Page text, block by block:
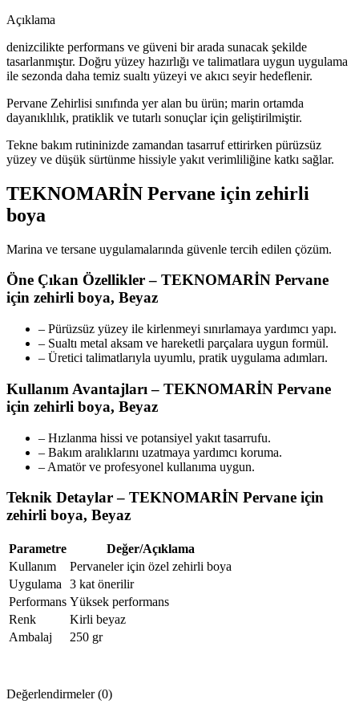
Açıklama
denizcilikte performans ve güveni bir arada sunacak şekilde
tasarlanmıştır. Doğru yüzey hazırlığı ve talimatlara uygun uygulama
ile sezonda daha temiz sualtı yüzeyi ve akıcı seyir hedeflenir.
Pervane Zehirlisi sınıfında yer alan bu ürün; marin ortamda
dayanıklılık, pratiklik ve tutarlı sonuçlar için geliştirilmiştir.
Tekne bakım rutininizde zamandan tasarruf ettirirken pürüzsüz
yüzey ve düşük sürtünme hissiyle yakıt verimliliğine katkı sağlar.
TEKNOMARİN Pervane için zehirli
boya
Marina ve tersane uygulamalarında güvenle tercih edilen çözüm.
Öne Çıkan Özellikler – TEKNOMARİN Pervane
için zehirli boya, Beyaz
– Pürüzsüz yüzey ile kirlenmeyi sınırlamaya yardımcı yapı.
– Sualtı metal aksam ve hareketli parçalara uygun formül.
– Üretici talimatlarıyla uyumlu, pratik uygulama adımları.
Kullanım Avantajları – TEKNOMARİN Pervane
için zehirli boya, Beyaz
– Hızlanma hissi ve potansiyel yakıt tasarrufu.
– Bakım aralıklarını uzatmaya yardımcı koruma.
– Amatör ve profesyonel kullanıma uygun.
Teknik Detaylar – TEKNOMARİN Pervane için
zehirli boya, Beyaz
Parametre
Değer/Açıklama
Kullanım
Pervaneler için özel zehirli boya
Uygulama
3 kat önerilir
Performans Yüksek performans
Renk
Kirli beyaz
Ambalaj
250 gr
Değerlendirmeler (0)